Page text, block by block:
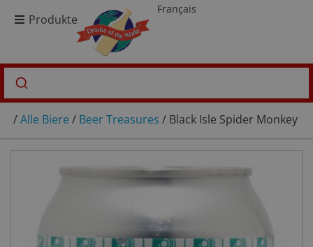
Produkte
Français
/Alle Biere / Beer Treasures / Black Isle Spider Monkey